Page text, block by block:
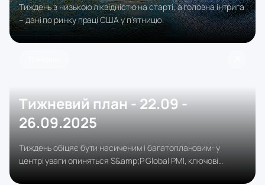
Тиждень з низькою ліквідністю на старті, а головна інтрига
– дані по ринку праці США у п’ятницю.
Тижневий план - 22.09 -
26.09.2025
Тиждень обіцяє бути насиченим і багатоплановим: у
центрі уваги опиняться S&amp;P Global PMI, ключові